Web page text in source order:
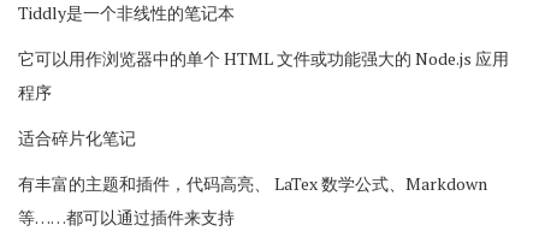
Tiddly是一个非线性的笔记本
它可以用作浏览器中的单个 HTML 文件或功能强大的 Node.js 应用
程序
适合碎片化笔记
有丰富的主题和插件，代码高亮、 LaTex 数学公式、Markdown
等……都可以通过插件来支持